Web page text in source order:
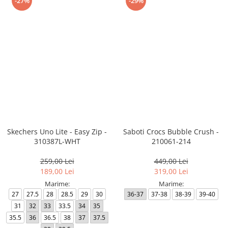
Skechers Uno Lite - Easy Zip -
310387L-WHT
259,00 Lei
189,00 Lei
Marime:
27 27.5 28 28.5 29
30
31
32 33 33.5 34
35
35.5
36 36.5 38 37
37.5
Saboti Crocs Bubble Crush -
210061-214
449,00 Lei
319,00 Lei
Marime:
36-37 37-38 38-39 39-40